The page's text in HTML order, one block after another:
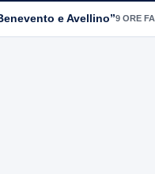
e Avellino”9 ORE FA